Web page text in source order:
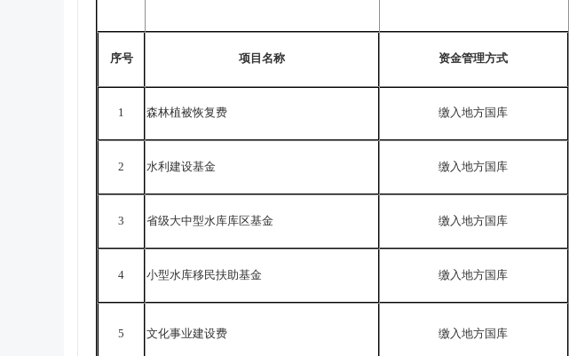
序号 项目名称 资金管理方式
1 森林植被恢复费 缴入地方国库
2 水利建设基金 缴入地方国库
3 省级大中型水库库区基金 缴入地方国库
4 小型水库移民扶助基金 缴入地方国库
5 文化事业建设费 缴入地方国库